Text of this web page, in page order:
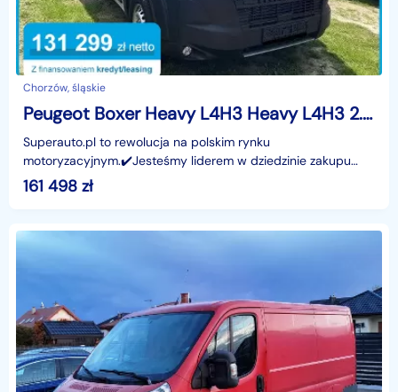
Chorzów, śląskie
Peugeot Boxer Heavy L4H3 Heavy L4H3 2.2 180KM
Superauto.pl to rewolucja na polskim rynku
motoryzacyjnym.✔️Jesteśmy liderem w dziedzinie zakupu
oraz finansowania nowych samochodów - osobowych,
161 498 zł